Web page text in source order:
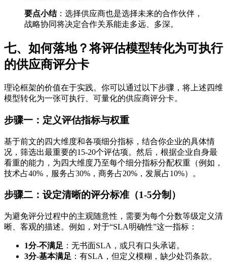
要点小结：选择供应商也是选择未来的合作伙伴，
战略协同将决定合作关系能走多远、多深。
七、如何落地？将评估模型转化为可执行
的供应商评分卡
理论框架的价值在于实践。你可以通过以下步骤，将上述四维
模型转化为一张可执行、可量化的供应商评分卡。
步骤一：定义评估指标与权重
基于前文的四大维度和各项细分指标，结合你企业的具体情
况，筛选出最重要的15-20个评估项。然后，根据企业自身最
看重的能力，为四大维度乃至每个细分指标分配权重（例如，
技术占40%，服务占30%，商务占20%，发展占10%）。
步骤二：设定清晰的评分标准（1-5分制）
为避免评分过程中的主观随意性，需要为每个分数等级定义清
晰、客观的描述。例如，对于“SLA明确性”这一指标：
1分-不满足 ：无书面SLA，或只有口头承诺。
3分-基本满足 ：有SLA，但定义模糊，缺少处罚条款。